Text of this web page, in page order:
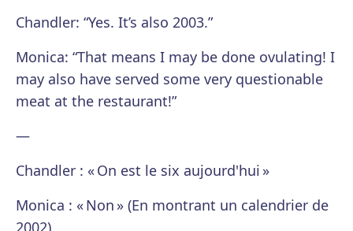
Chandler: “Yes. It’s also 2003.”
Monica: “That means I may be done ovulating! I
may also have served some very questionable
meat at the restaurant!”
—
Chandler : « On est le six aujourd'hui »
Monica : « Non » (En montrant un calendrier de
2002)